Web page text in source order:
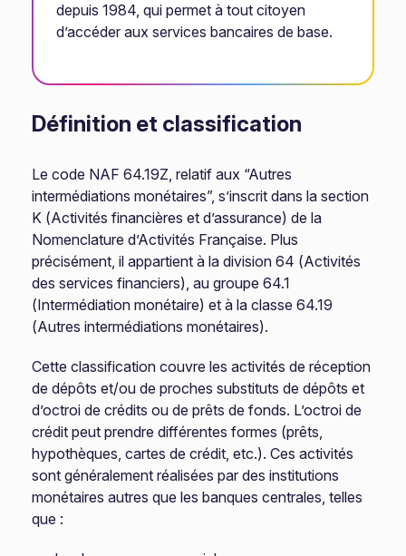
depuis 1984, qui permet à tout citoyen
d’accéder aux services bancaires de base.
Définition et classification
Le code NAF 64.19Z, relatif aux “Autres
intermédiations monétaires”, s’inscrit dans la section
K (Activités financières et d’assurance) de la
Nomenclature d’Activités Française. Plus
précisément, il appartient à la division 64 (Activités
des services financiers), au groupe 64.1
(Intermédiation monétaire) et à la classe 64.19
(Autres intermédiations monétaires).
Cette classification couvre les activités de réception
de dépôts et/ou de proches substituts de dépôts et
d’octroi de crédits ou de prêts de fonds. L’octroi de
crédit peut prendre différentes formes (prêts,
hypothèques, cartes de crédit, etc.). Ces activités
sont généralement réalisées par des institutions
monétaires autres que les banques centrales, telles
que :